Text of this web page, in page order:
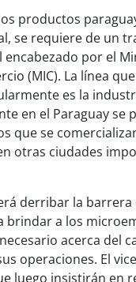
productos
se requiere de un
por el
(MIC). La línea
es la
en el Paraguay se
que se
otras ciudades
derribar la barrera
brindar a los
acerca del
operaciones. El
luego insistirán en